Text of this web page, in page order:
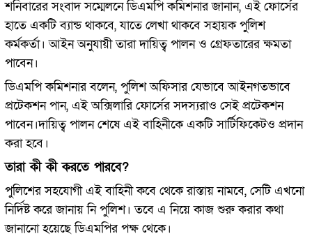
শনিবারের সংবাদ সম্মেলনে ডিএমপি কমিশনার জানান, এই ফোর্সের
হাতে একটি ব্যান্ড থাকবে, যাতে লেখা থাকবে সহায়ক পুলিশ
কর্মকর্তা। আইন অনুযায়ী তারা দায়িত্ব পালন ও গ্রেফতারের ক্ষমতা
পাবেন।
ডিএমপি কমিশনার বলেন, পুলিশ অফিসার যেভাবে আইনগতভাবে
প্রটেকশন পান, এই অক্সিলারি ফোর্সের সদস্যরাও সেই প্রটেকশন
পাবেন।দায়িত্ব পালন শেষে এই বাহিনীকে একটি সার্টিফিকেটও প্রদান
করা হবে।
তারা কী কী করতে পারবে?
পুলিশের সহযোগী এই বাহিনী কবে থেকে রাস্তায় নামবে, সেটি এখনো
নির্দিষ্ট করে জানায় নি পুলিশ। তবে এ নিয়ে কাজ শুরু করার কথা
জানানো হয়েছে ডিএমপির পক্ষ থেকে।